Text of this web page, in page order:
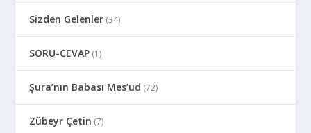
Sizden Gelenler (34)
SORU-CEVAP (1)
Şura’nın Babası Mes’ud (72)
Zübeyr Çetin (7)